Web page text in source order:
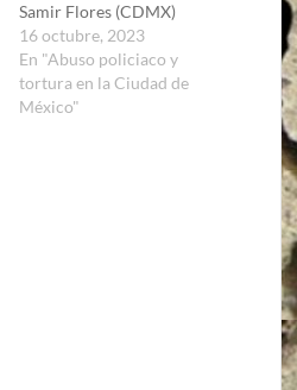
Samir Flores (CDMX)
16 octubre, 2023
En "Abuso policiaco y
tortura en la Ciudad de
México"